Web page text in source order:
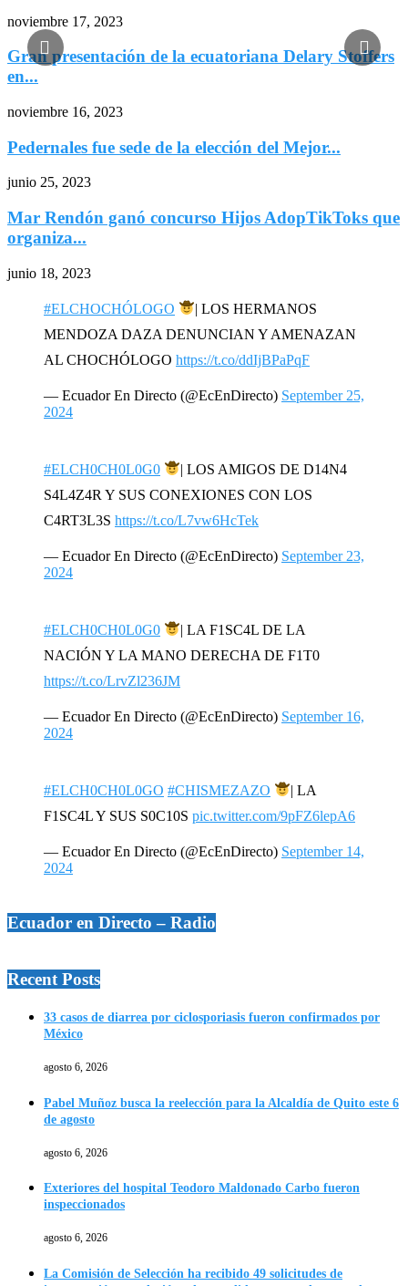
noviembre 17, 2023
Gran presentación de la ecuatoriana Delary Stoffers
en...
noviembre 16, 2023
Pedernales fue sede de la elección del Mejor...
junio 25, 2023
Mar Rendón ganó concurso Hijos AdopTikToks que
organiza...
junio 18, 2023
#ELCHOCHÓLOGO
| LOS HERMANOS
MENDOZA DAZA DENUNCIAN Y AMENAZAN
AL CHOCHÓLOGO https://t.co/ddIjBPaPqF
— Ecuador En Directo (@EcEnDirecto) September 25,
2024
#ELCH0CH0L0G0
| LOS AMIGOS DE D14N4
S4L4Z4R Y SUS CONEXIONES CON LOS
C4RT3L3S https://t.co/L7vw6HcTek
— Ecuador En Directo (@EcEnDirecto) September 23,
2024
#ELCH0CH0L0G0
| LA F1SC4L DE LA
NACIÓN Y LA MANO DERECHA DE F1T0
https://t.co/LrvZl236JM
— Ecuador En Directo (@EcEnDirecto) September 16,
2024
#ELCH0CH0L0GO #CHISMEZAZO
| LA
F1SC4L Y SUS S0C10S pic.twitter.com/9pFZ6lepA6
— Ecuador En Directo (@EcEnDirecto) September 14,
2024
Ecuador en Directo – Radio
Recent Posts
33 casos de diarrea por ciclosporiasis fueron confirmados por
México
agosto 6, 2026
Pabel Muñoz busca la reelección para la Alcaldía de Quito este 6
de agosto
agosto 6, 2026
Exteriores del hospital Teodoro Maldonado Carbo fueron
inspeccionados
agosto 6, 2026
La Comisión de Selección ha recibido 49 solicitudes de